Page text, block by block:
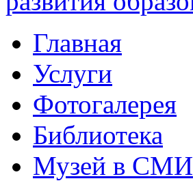
Главная
Услуги
Фотогалерея
Библиотека
Музей в СМИ